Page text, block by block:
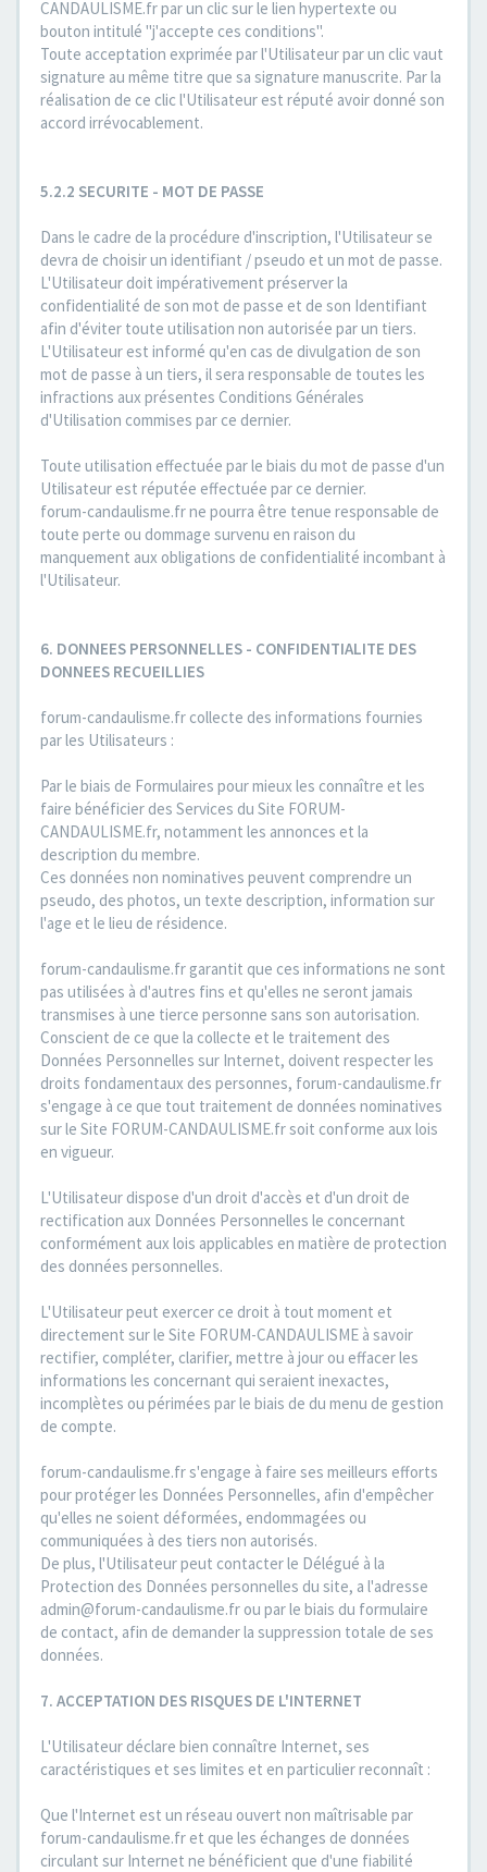
CANDAULISME.fr par un clic sur le lien hypertexte ou
bouton intitulé "j'accepte ces conditions".
Toute acceptation exprimée par l'Utilisateur par un clic vaut
signature au même titre que sa signature manuscrite. Par la
réalisation de ce clic l'Utilisateur est réputé avoir donné son
accord irrévocablement.
5.2.2 SECURITE - MOT DE PASSE
Dans le cadre de la procédure d'inscription, l'Utilisateur se
devra de choisir un identifiant / pseudo et un mot de passe.
L'Utilisateur doit impérativement préserver la
confidentialité de son mot de passe et de son Identifiant
afin d'éviter toute utilisation non autorisée par un tiers.
L'Utilisateur est informé qu'en cas de divulgation de son
mot de passe à un tiers, il sera responsable de toutes les
infractions aux présentes Conditions Générales
d'Utilisation commises par ce dernier.
Toute utilisation effectuée par le biais du mot de passe d'un
Utilisateur est réputée effectuée par ce dernier.
forum-candaulisme.fr ne pourra être tenue responsable de
toute perte ou dommage survenu en raison du
manquement aux obligations de confidentialité incombant à
l'Utilisateur.
6. DONNEES PERSONNELLES - CONFIDENTIALITE DES
DONNEES RECUEILLIES
forum-candaulisme.fr collecte des informations fournies
par les Utilisateurs :
Par le biais de Formulaires pour mieux les connaître et les
faire bénéficier des Services du Site FORUM-
CANDAULISME.fr, notamment les annonces et la
description du membre.
Ces données non nominatives peuvent comprendre un
pseudo, des photos, un texte description, information sur
l'age et le lieu de résidence.
forum-candaulisme.fr garantit que ces informations ne sont
pas utilisées à d'autres fins et qu'elles ne seront jamais
transmises à une tierce personne sans son autorisation.
Conscient de ce que la collecte et le traitement des
Données Personnelles sur Internet, doivent respecter les
droits fondamentaux des personnes, forum-candaulisme.fr
s'engage à ce que tout traitement de données nominatives
sur le Site FORUM-CANDAULISME.fr soit conforme aux lois
en vigueur.
L'Utilisateur dispose d'un droit d'accès et d'un droit de
rectification aux Données Personnelles le concernant
conformément aux lois applicables en matière de protection
des données personnelles.
L'Utilisateur peut exercer ce droit à tout moment et
directement sur le Site FORUM-CANDAULISME à savoir
rectifier, compléter, clarifier, mettre à jour ou effacer les
informations les concernant qui seraient inexactes,
incomplètes ou périmées par le biais de du menu de gestion
de compte.
forum-candaulisme.fr s'engage à faire ses meilleurs efforts
pour protéger les Données Personnelles, afin d'empêcher
qu'elles ne soient déformées, endommagées ou
communiquées à des tiers non autorisés.
De plus, l'Utilisateur peut contacter le Délégué à la
Protection des Données personnelles du site, a l'adresse
admin@forum-candaulisme.fr ou par le biais du formulaire
de contact, afin de demander la suppression totale de ses
données.
7. ACCEPTATION DES RISQUES DE L'INTERNET
L'Utilisateur déclare bien connaître Internet, ses
caractéristiques et ses limites et en particulier reconnaît :
Que l'Internet est un réseau ouvert non maîtrisable par
forum-candaulisme.fr et que les échanges de données
circulant sur Internet ne bénéficient que d'une fiabilité